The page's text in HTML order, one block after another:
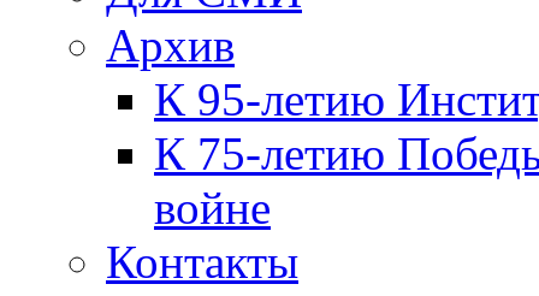
Архив
К 95-летию
К 75-летию
войне
Контакты